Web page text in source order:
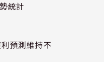
統計
預測維持不